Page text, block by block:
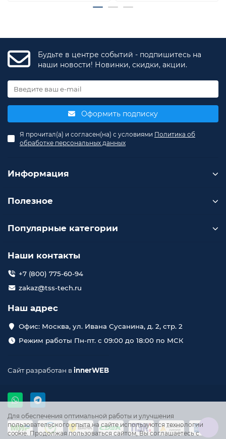
Для обеспечения оптимальной работы и улучшения
пользовательского опыта на сайте используются технологии
cookie. Продолжая пользоваться сайтом, Вы соглашаетесь с
Будьте в центре событий - подпишитесь на
наши новости! Новинки, скидки, акции.
Оформить подписку
Я прочитал(а) и согласен(на) с условиями Политика об
обработке персональных данных
Информация
Полезное
Популярные категории
Наши контакты
+7 (800) 775-60-94
zakaz@tss-tech.ru
Наш адрес
Офис: Москва, ул. Ивана Сусанина, д. 2, стр. 2
Режим работы Пн-пт. с 09:00 до 18:00 по МСК
Сайт разработан вinnerWEB